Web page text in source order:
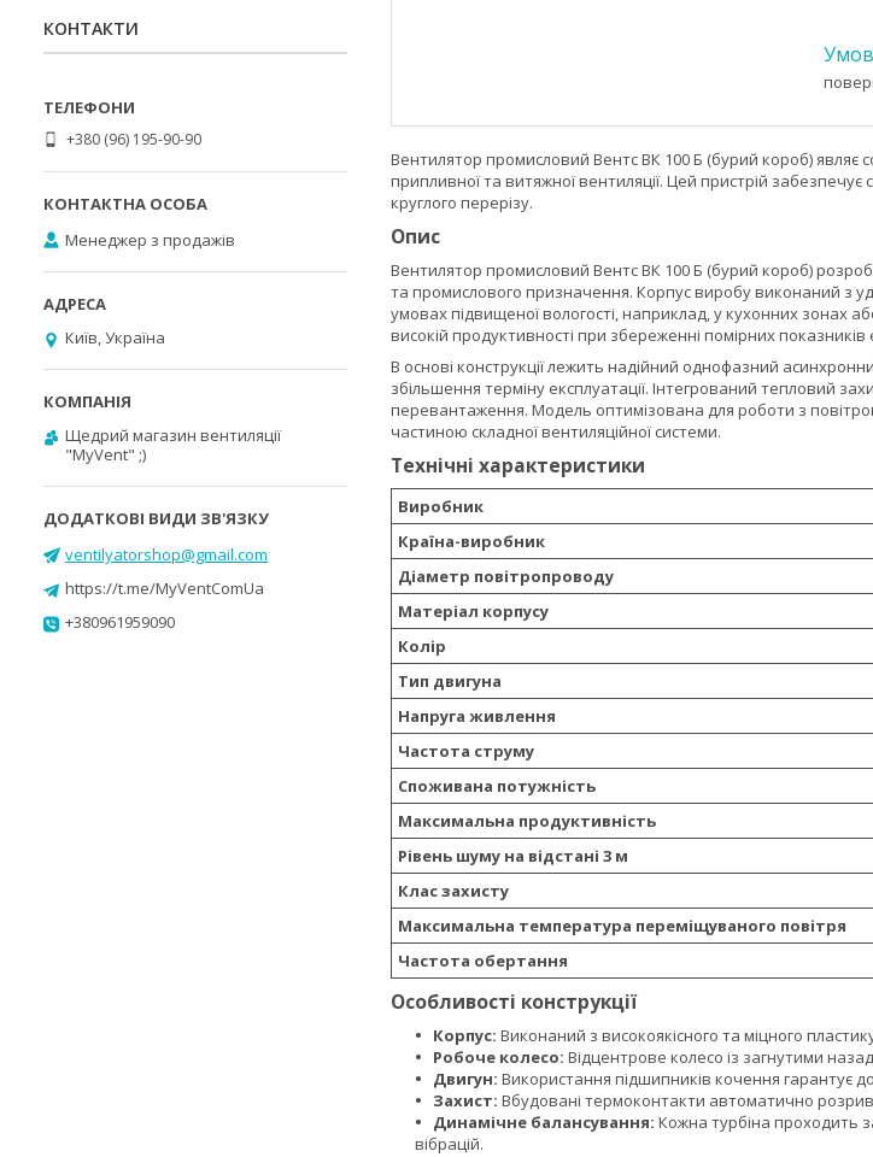
Вентилятор промисловий Вентс ВК 100 Б (бурий короб)
припливної та витяжної вентиляції. Цей пристрій
круглого перерізу.
Опис
Вентилятор промисловий Вентс ВК 100 Б (бурий короб)
та промислового призначення. Корпус виробу виконаний з
умовах підвищеної вологості, наприклад, у кухонних зонах
високій продуктивності при збереженні помірних
В основі конструкції лежить надійний однофазний
збільшення терміну експлуатації. Інтегрований тепловий
перевантаження. Модель оптимізована для роботи з
частиною складної вентиляційної системи.
Технічні характеристики
Виробник
Країна-виробник
Діаметр повітропроводу
Матеріал корпусу
Колір
Тип двигуна
Напруга живлення
Частота струму
Споживана потужність
Максимальна продуктивність
Рівень шуму на відстані 3 м
Клас захисту
Максимальна температура переміщуваного повітря
Частота обертання
Особливості конструкції
Корпус: Виконаний з високоякісного та міцного
Робоче колесо: Відцентрове колесо із загнутими
Двигун: Використання підшипників кочення гарантує
Захист: Вбудовані термоконтакти автоматично
Динамічне балансування: Кожна турбіна проходить
вібрацій.
КОНТАКТИ
+380 (96) 195-90-90
Менеджер з продажів
Київ, Україна
Щедрий магазин вентиляції
"MyVent" ;)
ventilyatorshop@gmail.com
https://t.me/MyVentComUa
+380961959090